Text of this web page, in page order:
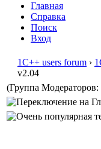
Главная
Справка
Поиск
Вход
1С++ users forum ›
v2.04
(Группа Модераторов: